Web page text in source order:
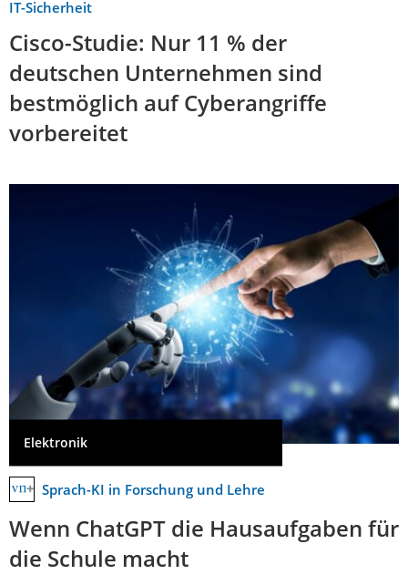
IT-Sicherheit
Cisco-Studie: Nur 11 % der
deutschen Unternehmen sind
bestmöglich auf Cyberangriffe
vorbereitet
Elektronik
Sprach-KI in Forschung und Lehre
Wenn ChatGPT die Hausaufgaben für
die Schule macht